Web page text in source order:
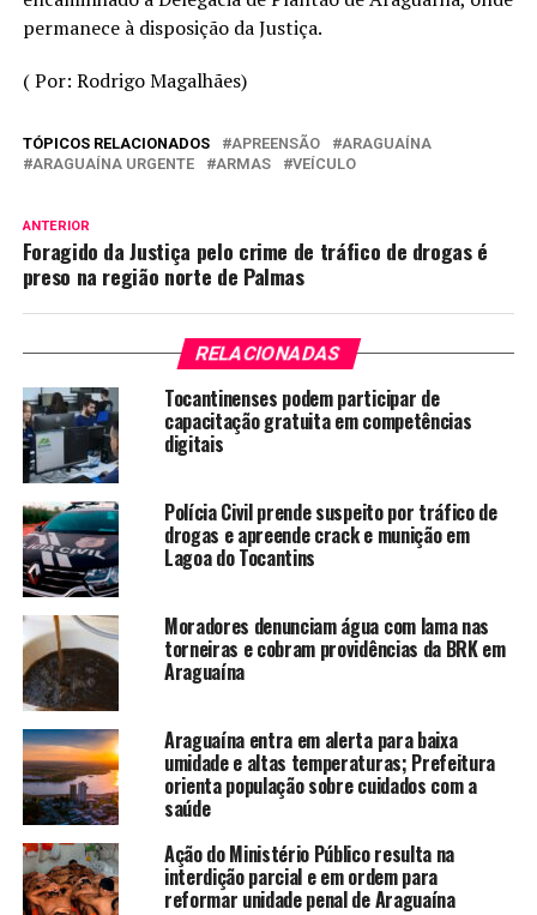
permanece à disposição da Justiça.
( Por: Rodrigo Magalhães)
TÓPICOS RELACIONADOS APREENSÃO
ARAGUAÍNA
ARAGUAÍNA URGENTE
ARMAS VEÍCULO
ANTERIOR
Foragido da Justiça pelo crime de tráfico de drogas é
preso na região norte de Palmas
RELACIONADAS
Tocantinenses podem participar de
capacitação gratuita em competências
digitais
Polícia Civil prende suspeito por tráfico de
drogas e apreende crack e munição em
Lagoa do Tocantins
Moradores denunciam água com lama nas
torneiras e cobram providências da BRK em
Araguaína
Araguaína entra em alerta para baixa
umidade e altas temperaturas; Prefeitura
orienta população sobre cuidados com a
saúde
Ação do Ministério Público resulta na
interdição parcial e em ordem para
reformar unidade penal de Araguaína